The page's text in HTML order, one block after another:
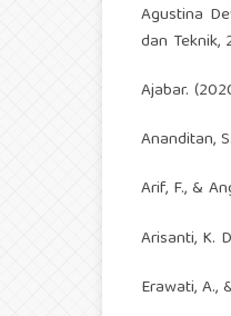
Agustina
dan Teknik,
Ajabar.
Ananditan,
Arif, F., &
Arisanti, K.
Erawati, A.,